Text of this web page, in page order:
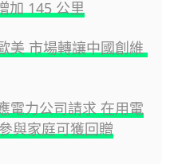
加 145 公里
美 市場轉讓中國創維
電力公司請求 在用電
與家庭可獲回贈